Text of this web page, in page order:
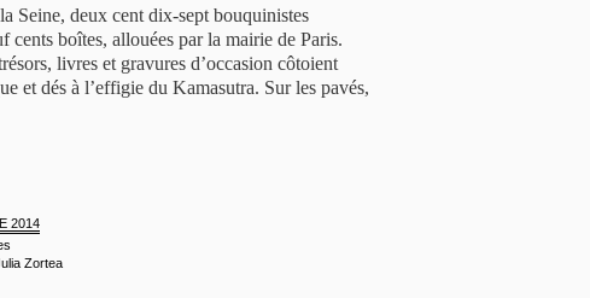
Seine, deux cent dix-sept bouquinistes
cents boîtes, allouées par la mairie de Paris.
livres et gravures d’occasion côtoient
et dés à l’effigie du Kamasutra. Sur les pavés,
2014
Zortea